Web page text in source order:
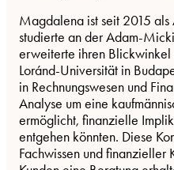
Magdalena ist seit 2015 als
studierte an der Adam-
erweiterte ihren Blickwinkel
Loránd-Universität in
in Rechnungswesen und
Analyse um eine
ermöglicht, finanzielle
entgehen könnten. Diese
Fachwissen und finanzieller